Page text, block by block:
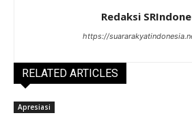
Redaksi
https://
RELATED ARTICLES
Apresiasi